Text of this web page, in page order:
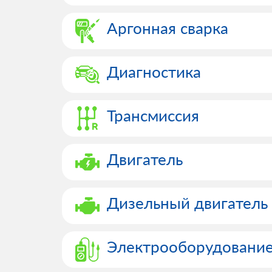
Аргонная сварка
Диагностика
Трансмиссия
Двигатель
Дизельный двигатель